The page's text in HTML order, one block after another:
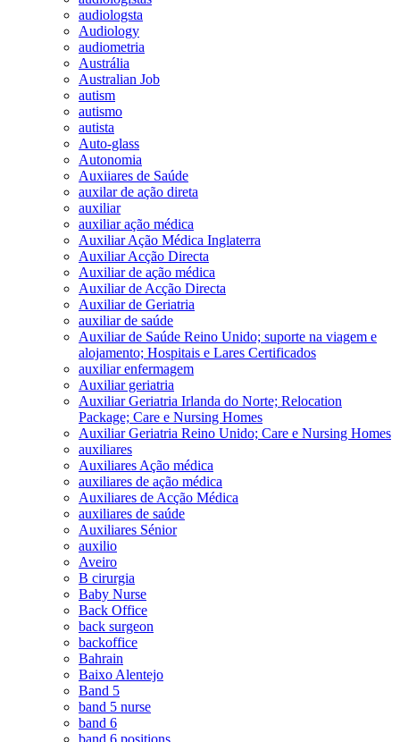
audiologsta
Audiology
audiometria
Austrália
Australian Job
autism
autismo
autista
Auto-glass
Autonomia
Auxiiares de Saúde
auxilar de ação direta
auxiliar
auxiliar ação médica
Auxiliar Ação Médica Inglaterra
Auxiliar Acção Directa
Auxiliar de ação médica
Auxiliar de Acção Directa
Auxiliar de Geriatria
auxiliar de saúde
Auxiliar de Saúde Reino Unido; suporte na viagem e
alojamento; Hospitais e Lares Certificados
auxiliar enfermagem
Auxiliar geriatria
Auxiliar Geriatria Irlanda do Norte; Relocation
Package; Care e Nursing Homes
Auxiliar Geriatria Reino Unido; Care e Nursing Homes
auxiliares
Auxiliares Ação médica
auxiliares de ação médica
Auxiliares de Acção Médica
auxiliares de saúde
Auxiliares Sénior
auxilio
Aveiro
B cirurgia
Baby Nurse
Back Office
back surgeon
backoffice
Bahrain
Baixo Alentejo
Band 5
band 5 nurse
band 6
band 6 positions